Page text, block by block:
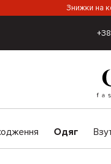
Знижки на
Одяг